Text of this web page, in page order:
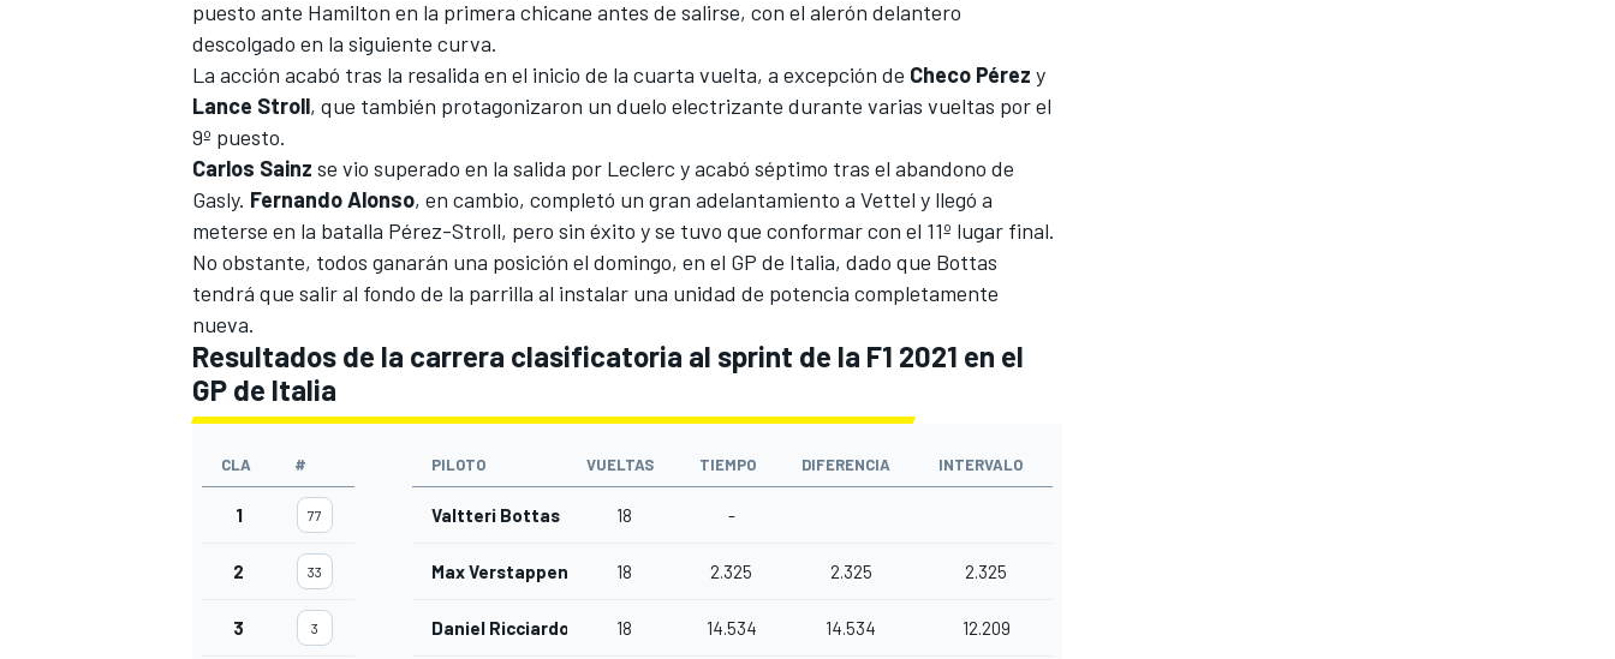
puesto ante Hamilton en la primera chicane antes de salirse, con el alerón delantero
descolgado en la siguiente curva.
La acción acabó tras la resalida en el inicio de la cuarta vuelta, a excepción de Checo Pérez y
Lance Stroll, que también protagonizaron un duelo electrizante durante varias vueltas por el
9º puesto.
Carlos Sainz se vio superado en la salida por Leclerc y acabó séptimo tras el abandono de
Gasly. FernandoAlonso, en cambio, completó un gran adelantamiento a Vettel y llegó a
meterse en la batalla Pérez-Stroll, pero sin éxito y se tuvo que conformar con el 11º lugar final.
No obstante, todos ganarán una posición el domingo, en el GP de Italia, dado que Bottas
tendrá que salir al fondo de la parrilla al instalar una unidad de potencia completamente
nueva.
Resultados de la carrera clasificatoria al sprint de la F1 2021 en el
GP de Italia
CLA # PILOTO VUELTAS TIEMPO DIFERENCIA INTERVALO
1 77 Valtteri Bottas 18 -
2 33 Max Verstappen 18 2.325 2.325 2.325
3 3 Daniel Ricciardo 18 14.534 14.534 12.209